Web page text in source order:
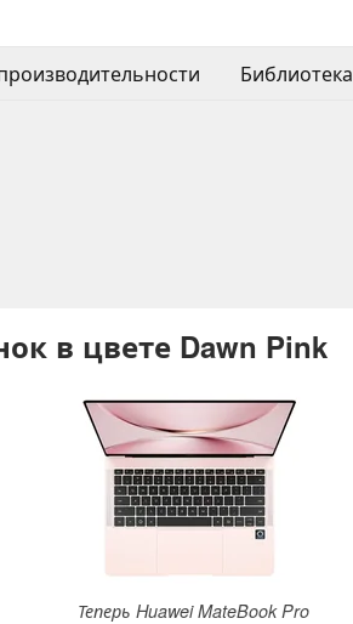
Библиотека
в цвете Dawn Pink
Теперь Huawei MateBook Pro